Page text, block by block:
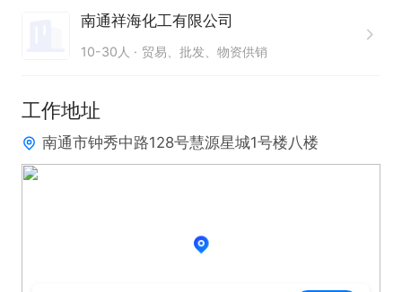
有责任心，能承受较大的工作压力；
薪资：底薪4000+提成
只需两步，轻松找工作：1、先点击投简历；2、再打
南通祥海化工有限公司
10-30人 贸易、批发、物资供销
工作地址
南通市钟秀中路128号慧源星城1号楼八楼